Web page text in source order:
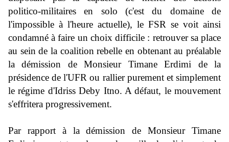
politico-militaires en solo (c'est du domaine de
l'impossible à l'heure actuelle), le FSR se voit ainsi
condamné à faire un choix difficile : retrouver sa place
au sein de la coalition rebelle en obtenant au préalable
la démission de Monsieur Timane Erdimi de la
présidence de l'UFR ou rallier purement et simplement
le régime d'Idriss Deby Itno. A défaut, le mouvement
s'effritera progressivement.
Par rapport à la démission de Monsieur Timane